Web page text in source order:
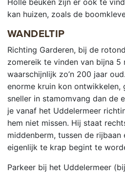
Holle beuken zijn er ook te
kan huizen, zoals de
WANDELTIP
Richting Garderen, bij de
zomereik te vinden van bijna 5
waarschijnlijk zo’n 200 jaar
enorme kruin kon ontwikkelen,
sneller in stamomvang dan de
je vanaf het Uddelermeer
hem niet missen. Hij staat
middenberm, tussen de
eigenlijk te krap begint te
Parkeer bij het Uddelermeer